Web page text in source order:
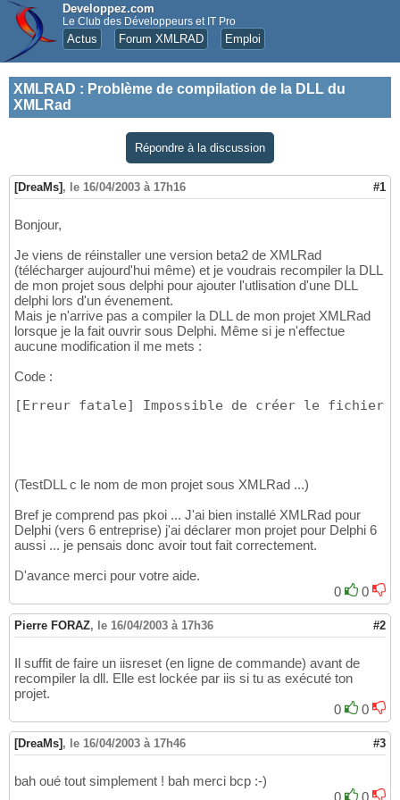
Developpez.com
Le Club des Développeurs et IT Pro
Actus Forum XMLRAD Emploi
XMLRAD : Problème de compilation de la DLL du
XMLRad
Répondre à la discussion
[DreaMs] , le 16/04/2003 à 17h16 #1
Bonjour,
Je viens de réinstaller une version beta2 de XMLRad
(télécharger aujourd'hui même) et je voudrais recompiler la DLL
de mon projet sous delphi pour ajouter l'utlisation d'une DLL
delphi lors d'un évenement.
Mais je n'arrive pas a compiler la DLL de mon projet XMLRad
lorsque je la fait ouvrir sous Delphi. Même si je n'effectue
aucune modification il me mets :
Code :
[Erreur fatale] Impossible de créer le fichier
(TestDLL c le nom de mon projet sous XMLRad ...)
Bref je comprend pas pkoi ... J'ai bien installé XMLRad pour
Delphi (vers 6 entreprise) j'ai déclarer mon projet pour Delphi 6
aussi ... je pensais donc avoir tout fait correctement.
D'avance merci pour votre aide.
0
0
Pierre FORAZ, le 16/04/2003 à 17h36 #2
Il suffit de faire un iisreset (en ligne de commande) avant de
recompiler la dll. Elle est lockée par iis si tu as exécuté ton
projet.
0
0
[DreaMs] , le 16/04/2003 à 17h46 #3
bah oué tout simplement ! bah merci bcp :-)